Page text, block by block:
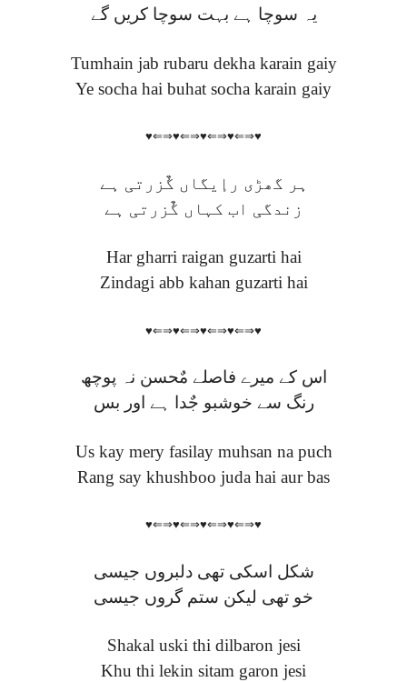
یہ سوچا ہے بہت سوچا کریں گے
Tumhain jab rubaru dekha karain gaiy
Ye socha hai buhat socha karain gaiy
♥⇐⇒♥⇐⇒♥⇐⇒♥⇐⇒♥
ہر گھڑی رإیگاں گٌزرتی ہے
زندگی اب کہاں گٌزرتی ہے
Har gharri raigan guzarti hai
Zindagi abb kahan guzarti hai
♥⇐⇒♥⇐⇒♥⇐⇒♥⇐⇒♥
اس کے میرے فاصلے مٌحسن نہ پوچھ
رنگ سے خوشبو جٌدا ہے اور بس
Us kay mery fasilay muhsan na puch
Rang say khushboo juda hai aur bas
♥⇐⇒♥⇐⇒♥⇐⇒♥⇐⇒♥
شکل اسکی تھی دلبروں جیسی
خو تھی لیکن ستم گروں جیسی
Shakal uski thi dilbaron jesi
Khu thi lekin sitam garon jesi